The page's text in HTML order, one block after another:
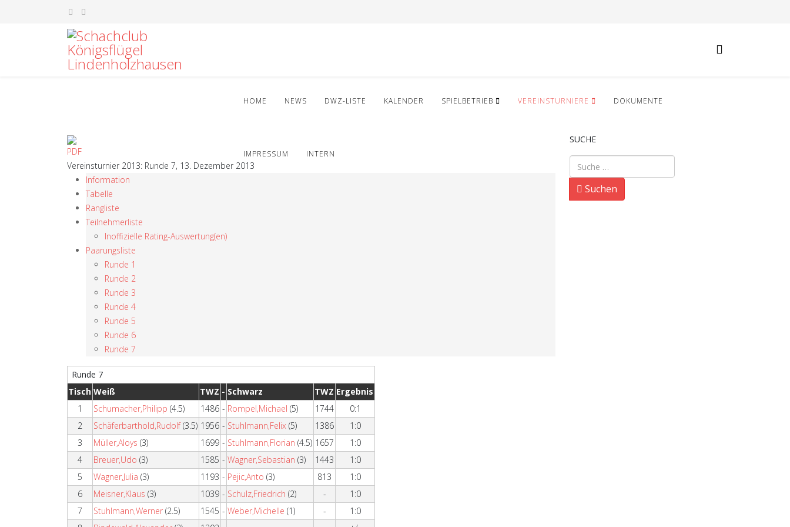
HOME NEWS DWZ-LISTE KALENDER SPIELBETRIEB VEREINSTURNIERE DOKUMENTE
IMPRESSUM INTERN
Vereinsturnier 2013: Runde 7, 13. Dezember 2013
Information
Tabelle
Rangliste
Teilnehmerliste
Inoffizielle Rating-Auswertung(en)
Paarungsliste
Runde 1
Runde 2
Runde 3
Runde 4
Runde 5
Runde 6
Runde 7
Runde 7
Tisch Weiß TWZ - Schwarz TWZ Ergebnis
1
Schumacher,Philipp (4.5) 1486 - Rompel,Michael (5) 1744
0:1
2
Schäferbarthold,Rudolf(3.5) 1956 - Stuhlmann,Felix (5) 1386
1:0
3
Müller,Aloys (3) 1699 - Stuhlmann,Florian (4.5) 1657
1:0
4
Breuer,Udo (3) 1585 - Wagner,Sebastian (3) 1443
1:0
5
Wagner,Julia (3) 1193 - Pejic,Anto (3) 813
1:0
6
Meisner,Klaus (3) 1039 - Schulz,Friedrich (2) -
1:0
7
Stuhlmann,Werner (2.5) 1545 - Weber,Michelle (1) -
1:0
SUCHE
Suchen
Suchen